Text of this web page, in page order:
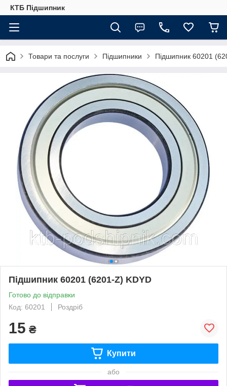
КТБ Підшипник
Товари та послуги Підшипники Підшипник 60201
Підшипник 60201 (6201-Z) KDYD
Готово до відправки
Код: 60201
Роздріб
15 ₴
Купити
або